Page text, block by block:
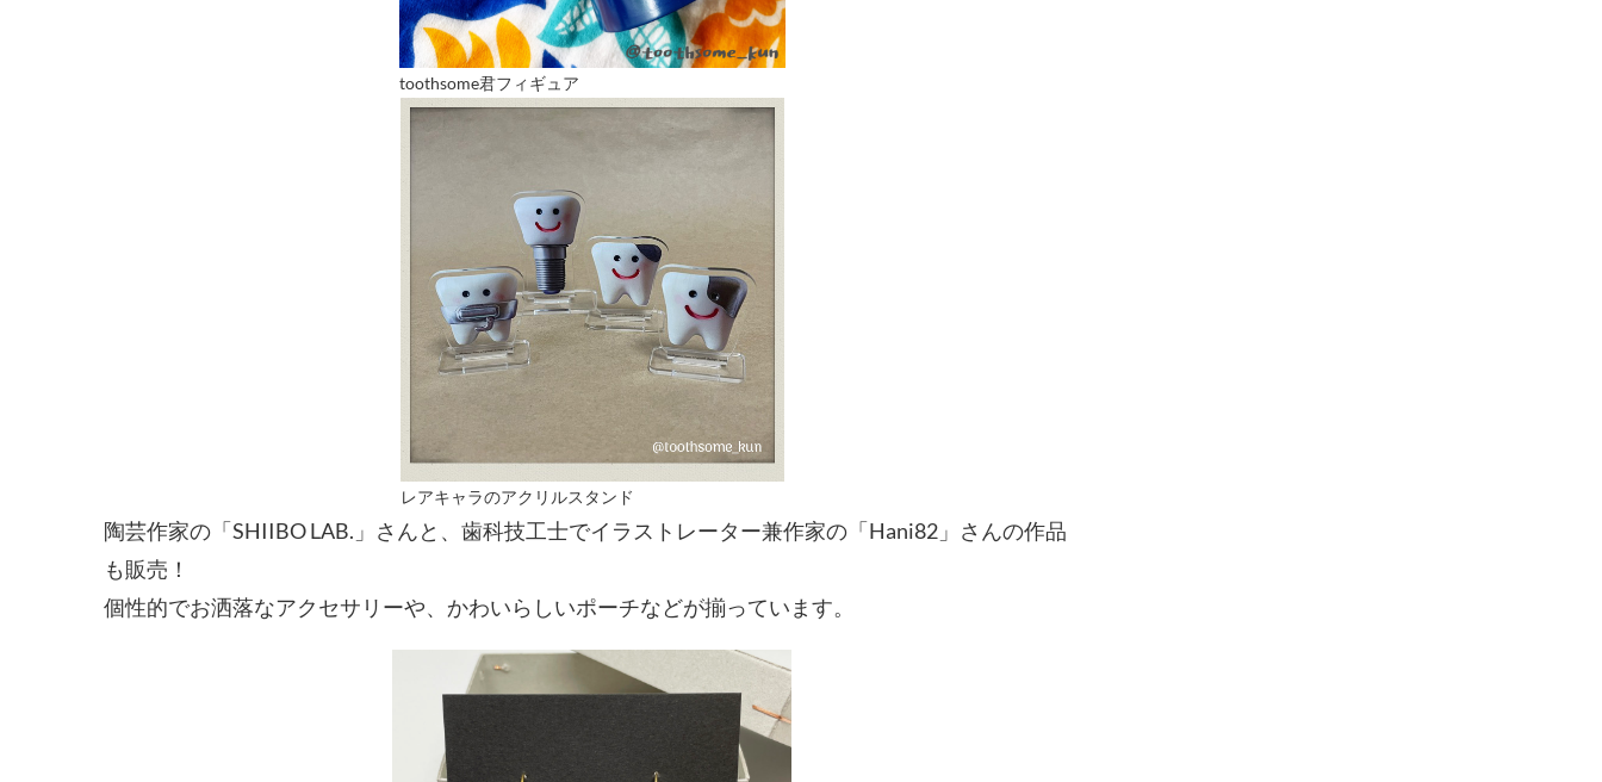
toothsome君フィギュア
レアキャラのアクリルスタンド
陶芸作家の「SHIIBO LAB.」さんと、歯科技工士でイラストレーター兼作家の「Hani82」さんの作品
も販売！
個性的でお洒落なアクセサリーや、かわいらしいポーチなどが揃っています。